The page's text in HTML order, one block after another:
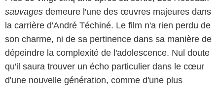
sauvages demeure l'une des œuvres majeures dans
la carrière d'André Téchiné. Le film n'a rien perdu de
son charme, ni de sa pertinence dans sa manière de
dépeindre la complexité de l'adolescence. Nul doute
qu'il saura trouver un écho particulier dans le cœur
d'une nouvelle génération, comme d'une plus